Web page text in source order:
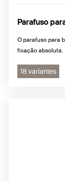
Parafuso
O parafuso para
fixação absoluta.
18 variantes